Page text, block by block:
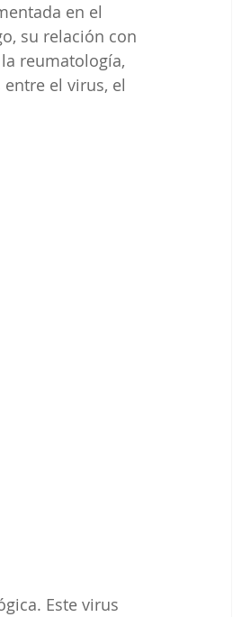
en el
su relación con
reumatología,
el virus, el
Este virus